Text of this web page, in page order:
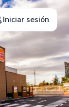
Iniciar sesión